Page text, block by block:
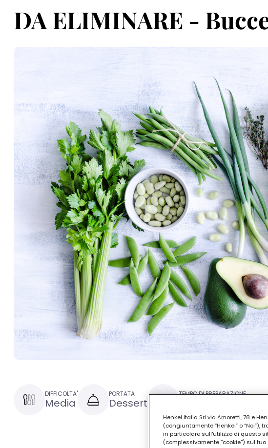
DA ELIMINARE -
DIFFICOLTA'
Media
PORTATA
Dessert
TEMPO DI PREPARAZIONE
Henkel Italia Srl via Amoretti, 78 e
(congiuntamente “Henkel” o
in particolare sull'utilizzo di questo
(complessivamente “cookie”) sul